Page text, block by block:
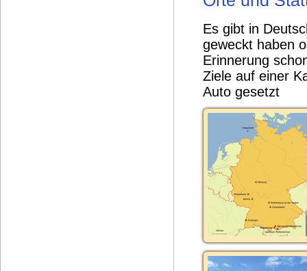
Es gibt in
geweckt haben
Erinnerung
Ziele auf einer
Auto gesetzt